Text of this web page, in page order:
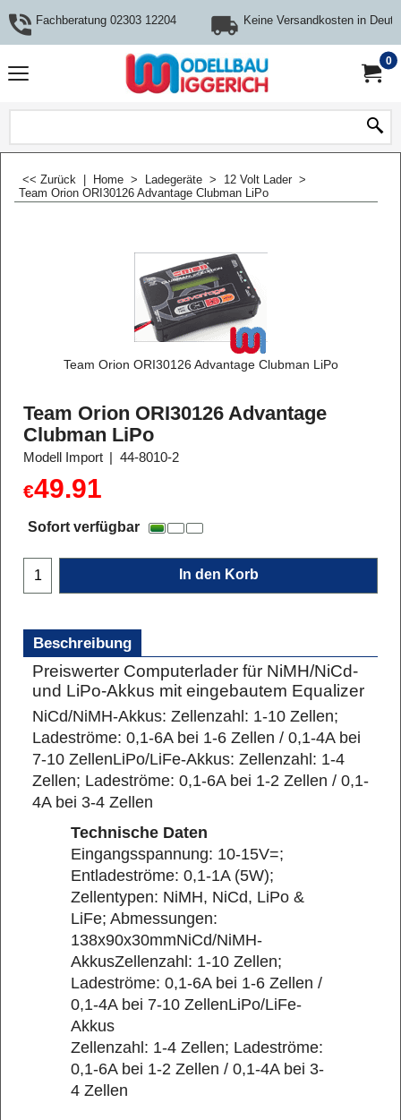
Fachberatung 02303 12204 Keine Versandkosten in
0
<< Zurück Home > Ladegeräte > 12 Volt Lader >
Team Orion ORI30126 Advantage Clubman LiPo
Team Orion ORI30126 Advantage Clubman LiPo
Team Orion ORI30126 Advantage
Clubman LiPo
Modell Import 44-8010-2
€49.91
Sofort verfügbar
In den Korb
Beschreibung
Preiswerter Computerlader für NiMH/NiCd-
und LiPo-Akkus mit eingebautem Equalizer
NiCd/NiMH-Akkus: Zellenzahl: 1-10 Zellen;
Ladeströme: 0,1-6A bei 1-6 Zellen / 0,1-4A bei
7-10 ZellenLiPo/LiFe-Akkus: Zellenzahl: 1-4
Zellen; Ladeströme: 0,1-6A bei 1-2 Zellen / 0,1-
4A bei 3-4 Zellen
Technische Daten
Eingangsspannung: 10-15V=;
Entladeströme: 0,1-1A (5W);
Zellentypen: NiMH, NiCd, LiPo &
LiFe; Abmessungen:
138x90x30mmNiCd/NiMH-
AkkusZellenzahl: 1-10 Zellen;
Ladeströme: 0,1-6A bei 1-6 Zellen /
0,1-4A bei 7-10 ZellenLiPo/LiFe-
Akkus
Zellenzahl: 1-4 Zellen; Ladeströme:
0,1-6A bei 1-2 Zellen / 0,1-4A bei 3-
4 Zellen